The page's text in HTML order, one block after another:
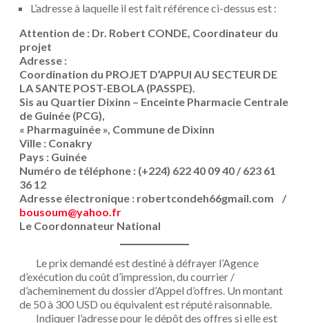
L’adresse à laquelle il est fait référence ci-dessus est :
Attention de : Dr. Robert CONDE, Coordinateur du
projet
Adresse :
Coordination du PROJET D’APPUI AU SECTEUR DE
LA SANTE POST-EBOLA (PASSPE).
Sis au Quartier Dixinn – Enceinte Pharmacie Centrale
de Guinée (PCG),
« Pharmaguinée », Commune de Dixinn
Ville : Conakry
Pays : Guinée
Numéro de téléphone : (+224) 622 40 09 40 / 623 61
36 12
Adresse électronique : robertcondeh66gmail.com /
bousoum@yahoo.fr
Le Coordonnateur National
Le prix demandé est destiné à défrayer l’Agence
d’exécution du coût d’impression, du courrier /
d’acheminement du dossier d’Appel d’offres. Un montant
de 50 à 300 USD ou équivalent est réputé raisonnable.
Indiquer l’adresse pour le dépôt des offres si elle est